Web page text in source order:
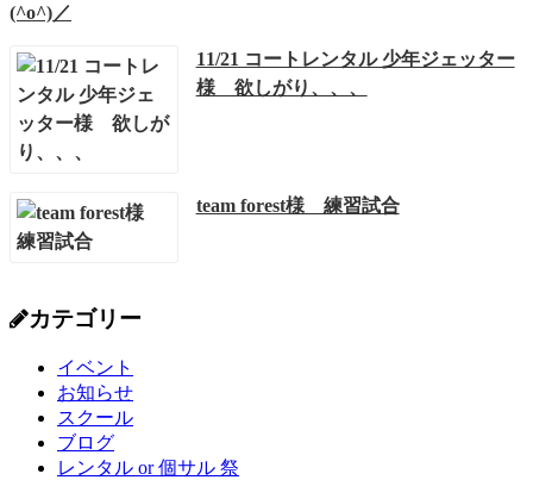
(^o^)／
11/21 コートレンタル 少年ジェッター
様 欲しがり、、、
team forest様 練習試合
カテゴリー
イベント
お知らせ
スクール
ブログ
レンタル or 個サル 祭